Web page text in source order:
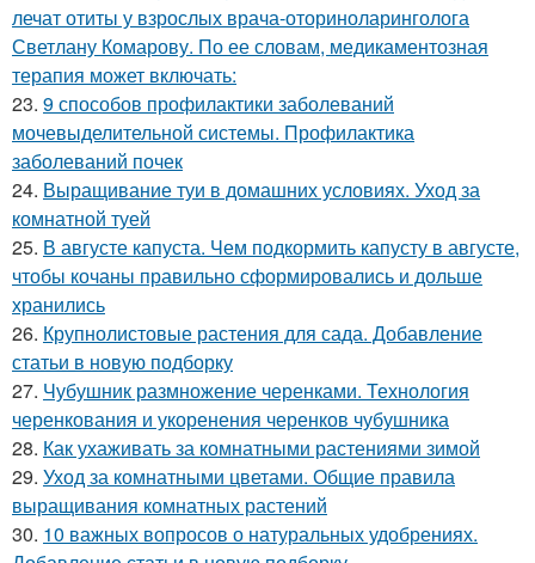
лечат отиты у взрослых врача-оториноларинголога
Светлану Комарову. По ее словам, медикаментозная
терапия может включать:
23. 9 способов профилактики заболеваний
мочевыделительной системы. Профилактика
заболеваний почек
24. Выращивание туи в домашних условиях. Уход за
комнатной туей
25. В августе капуста. Чем подкормить капусту в августе,
чтобы кочаны правильно сформировались и дольше
хранились
26. Крупнолистовые растения для сада. Добавление
статьи в новую подборку
27. Чубушник размножение черенками. Технология
черенкования и укоренения черенков чубушника
28. Как ухаживать за комнатными растениями зимой
29. Уход за комнатными цветами. Общие правила
выращивания комнатных растений
30. 10 важных вопросов о натуральных удобрениях.